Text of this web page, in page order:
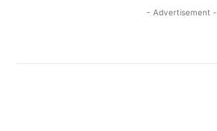
- Advertisement -